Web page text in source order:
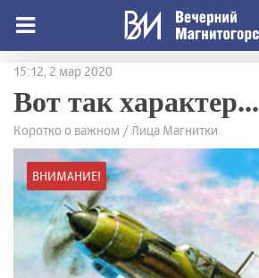
15:12, 2 мар 2020
Вот так характер...
Коротко о важном / Лица Магнитки
ВНИМАНИЕ!